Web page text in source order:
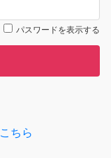
パスワードを表示する
こちら